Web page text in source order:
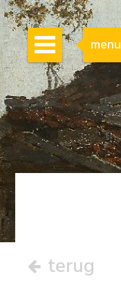
menu
terug